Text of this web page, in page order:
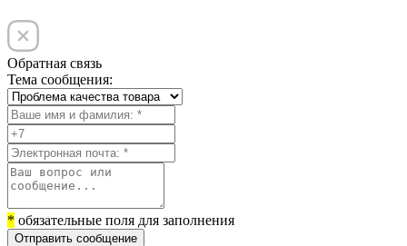
Обратная связь
Тема сообщения:
* обязательные поля для заполнения
Отправить сообщение